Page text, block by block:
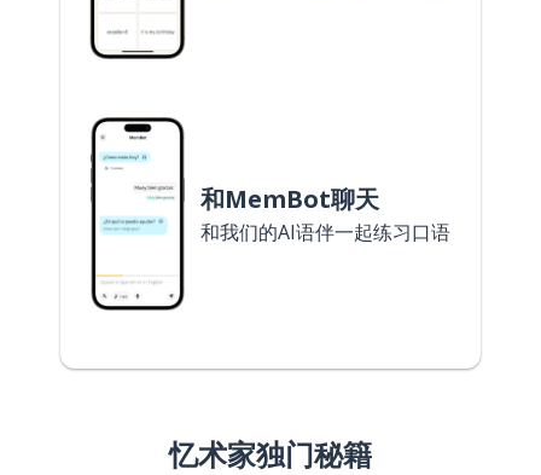
和MemBot聊天
和我们的AI语伴一起练习口语
忆术家独门秘籍